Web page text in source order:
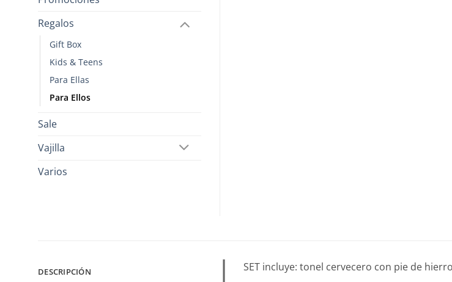
Regalos
Gift Box
Kids & Teens
Para Ellas
Para Ellos
Sale
Vajilla
Varios
DESCRIPCIÓN SET incluye: tonel cervecero con pie de